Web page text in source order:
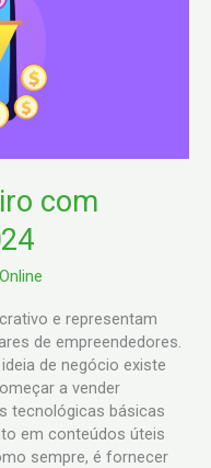
com
e representam
de empreendedores.
de negócio existe
a vender
tecnológicas básicas
em conteúdos úteis
sempre, é fornecer